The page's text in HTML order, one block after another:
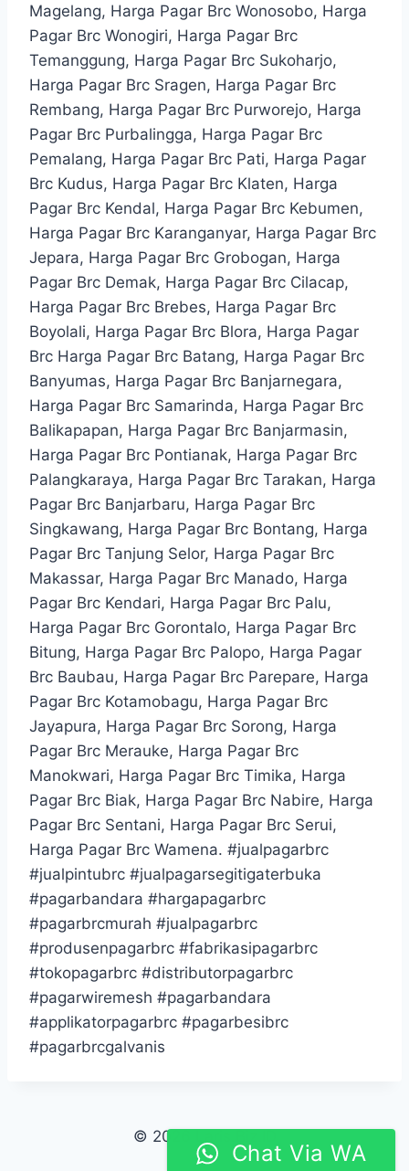
Magelang, Harga Pagar Brc Wonosobo, Harga
Pagar Brc Wonogiri, Harga Pagar Brc
Temanggung, Harga Pagar Brc Sukoharjo,
Harga Pagar Brc Sragen, Harga Pagar Brc
Rembang, Harga Pagar Brc Purworejo, Harga
Pagar Brc Purbalingga, Harga Pagar Brc
Pemalang, Harga Pagar Brc Pati, Harga Pagar
Brc Kudus, Harga Pagar Brc Klaten, Harga
Pagar Brc Kendal, Harga Pagar Brc Kebumen,
Harga Pagar Brc Karanganyar, Harga Pagar Brc
Jepara, Harga Pagar Brc Grobogan, Harga
Pagar Brc Demak, Harga Pagar Brc Cilacap,
Harga Pagar Brc Brebes, Harga Pagar Brc
Boyolali, Harga Pagar Brc Blora, Harga Pagar
Brc Harga Pagar Brc Batang, Harga Pagar Brc
Banyumas, Harga Pagar Brc Banjarnegara,
Harga Pagar Brc Samarinda, Harga Pagar Brc
Balikapapan, Harga Pagar Brc Banjarmasin,
Harga Pagar Brc Pontianak, Harga Pagar Brc
Palangkaraya, Harga Pagar Brc Tarakan, Harga
Pagar Brc Banjarbaru, Harga Pagar Brc
Singkawang, Harga Pagar Brc Bontang, Harga
Pagar Brc Tanjung Selor, Harga Pagar Brc
Makassar, Harga Pagar Brc Manado, Harga
Pagar Brc Kendari, Harga Pagar Brc Palu,
Harga Pagar Brc Gorontalo, Harga Pagar Brc
Bitung, Harga Pagar Brc Palopo, Harga Pagar
Brc Baubau, Harga Pagar Brc Parepare, Harga
Pagar Brc Kotamobagu, Harga Pagar Brc
Jayapura, Harga Pagar Brc Sorong, Harga
Pagar Brc Merauke, Harga Pagar Brc
Manokwari, Harga Pagar Brc Timika, Harga
Pagar Brc Biak, Harga Pagar Brc Nabire, Harga
Pagar Brc Sentani, Harga Pagar Brc Serui,
Harga Pagar Brc Wamena. #jualpagarbrc
#jualpintubrc #jualpagarsegitigaterbuka
#pagarbandara #hargapagarbrc
#pagarbrcmurah #jualpagarbrc
#produsenpagarbrc #fabrikasipagarbrc
#tokopagarbrc #distributorpagarbrc
#pagarwiremesh #pagarbandara
#applikatorpagarbrc #pagarbesibrc
#pagarbrcgalvanis
© 2026 Laris.Biz.ID
Chat Via WA